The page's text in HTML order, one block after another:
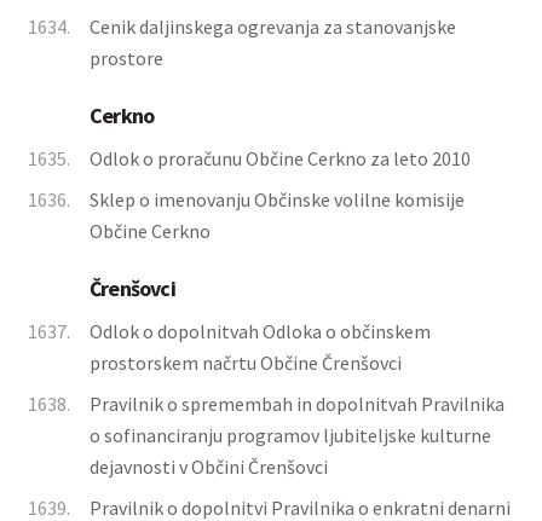
1634.
Cenik daljinskega ogrevanja za stanovanjske
prostore
Cerkno
1635.
Odlok o proračunu Občine Cerkno za leto 2010
1636.
Sklep o imenovanju Občinske volilne komisije
Občine Cerkno
Črenšovci
1637.
Odlok o dopolnitvah Odloka o občinskem
prostorskem načrtu Občine Črenšovci
1638.
Pravilnik o spremembah in dopolnitvah Pravilnika
o sofinanciranju programov ljubiteljske kulturne
dejavnosti v Občini Črenšovci
1639.
Pravilnik o dopolnitvi Pravilnika o enkratni denarni